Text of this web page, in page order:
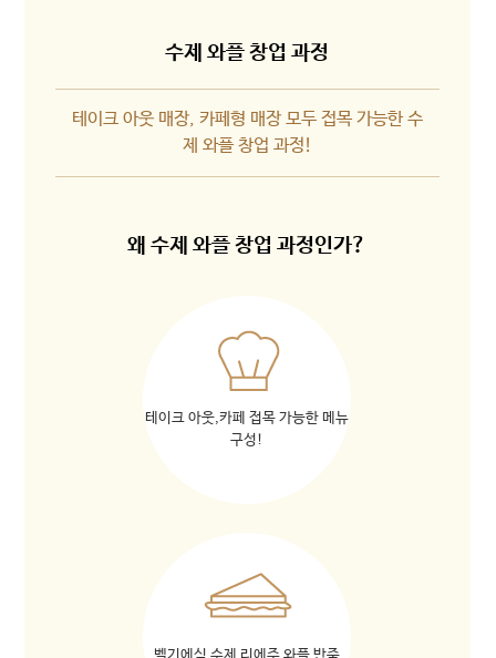
수제 와플 창업 과정
테이크 아웃 매장, 카페형 매장 모두 접목 가능한 수
제 와플 창업 과정!
왜 수제 와플 창업 과정인가?
테이크 아웃,카페 접목 가능한 메뉴
구성!